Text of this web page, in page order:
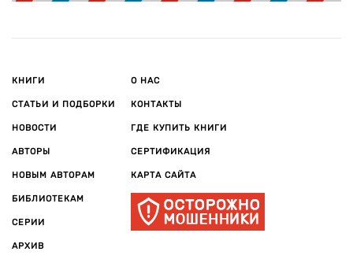
КНИГИ
СТАТЬИ И ПОДБОРКИ
НОВОСТИ
АВТОРЫ
НОВЫМ АВТОРАМ
БИБЛИОТЕКАМ
СЕРИИ
АРХИВ
О НАС
КОНТАКТЫ
ГДЕ КУПИТЬ КНИГИ
СЕРТИФИКАЦИЯ
КАРТА САЙТА